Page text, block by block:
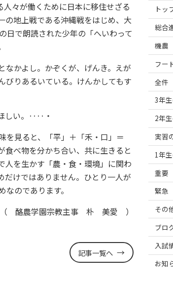
々が働くために日本に移住せざる
の地上戦である沖縄戦をはじめ、大
日で朗読された少年の「へいわって
なかよし。かぞくが、げんき。えが
びりあるいている。けんかしてもす
しい。‥‥・
を見ると、「平」＋「禾・口」＝
食べ物を分かち合い、共に生きると
人を生かす「農・食・環境」に関わ
だけではありません。ひとり一人が
のであります。
（ 酪農学園宗教主事 朴 美愛 ）
記事一覧へ
トッ
総合
機農
フー
全件
3年
2年
実習
1年
重要
緊急
その
ブロ
入試
お知